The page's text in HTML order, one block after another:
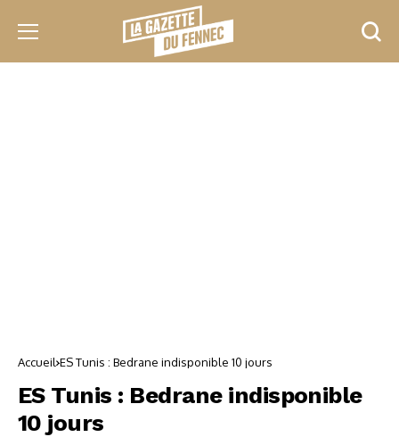
Accueil ES Tunis : Bedrane indisponible 10 jours
ES Tunis : Bedrane indisponible
10 jours